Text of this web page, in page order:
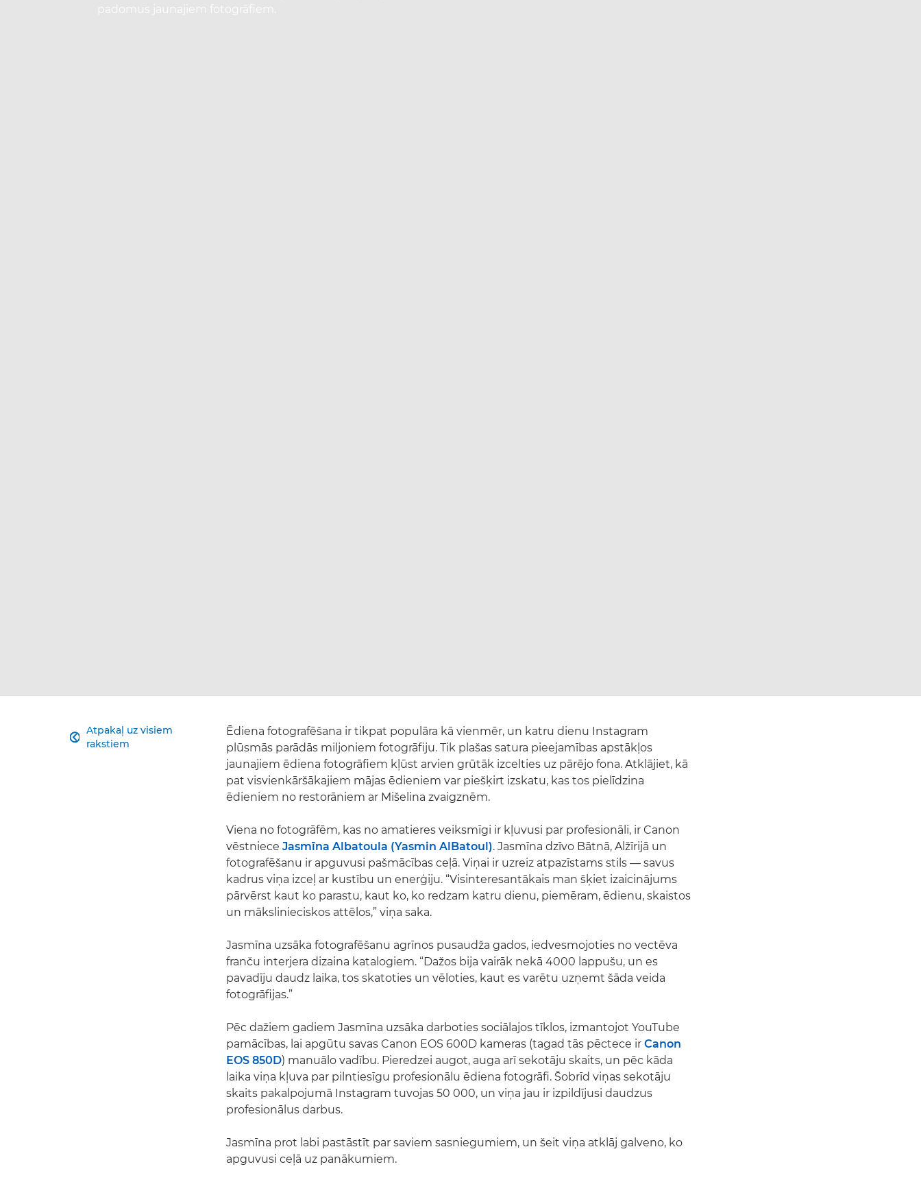
padomus jaunajiem fotogrāfiem.
Atpakaļ uz visiem
rakstiem

Ēdiena fotografēšana ir tikpat populāra kā vienmēr, un katru dienu Instagram
plūsmās parādās miljoniem fotogrāfiju. Tik plašas satura pieejamības apstākļos
jaunajiem ēdiena fotogrāfiem kļūst arvien grūtāk izcelties uz pārējo fona. Atklājiet, kā
pat visvienkāršākajiem mājas ēdieniem var piešķirt izskatu, kas tos pielīdzina
ēdieniem no restorāniem ar Mišelina zvaigznēm.
Viena no fotogrāfēm, kas no amatieres veiksmīgi ir kļuvusi par profesionāli, ir Canon
vēstniece Jasmīna Albatoula (Yasmin AlBatoul). Jasmīna dzīvo Bātnā, Alžīrijā un
fotografēšanu ir apguvusi pašmācības ceļā. Viņai ir uzreiz atpazīstams stils — savus
kadrus viņa izceļ ar kustību un enerģiju. “Visinteresantākais man šķiet izaicinājums
pārvērst kaut ko parastu, kaut ko, ko redzam katru dienu, piemēram, ēdienu, skaistos
un mākslinieciskos attēlos,” viņa saka.
Jasmīna uzsāka fotografēšanu agrīnos pusaudža gados, iedvesmojoties no vectēva
franču interjera dizaina katalogiem. “Dažos bija vairāk nekā 4000 lappušu, un es
pavadīju daudz laika, tos skatoties un vēloties, kaut es varētu uzņemt šāda veida
fotogrāfijas.”
Pēc dažiem gadiem Jasmīna uzsāka darboties sociālajos tīklos, izmantojot YouTube
pamācības, lai apgūtu savas Canon EOS 600D kameras (tagad tās pēctece ir Canon
EOS 850D) manuālo vadību. Pieredzei augot, auga arī sekotāju skaits, un pēc kāda
laika viņa kļuva par pilntiesīgu profesionālu ēdiena fotogrāfi. Šobrīd viņas sekotāju
skaits pakalpojumā Instagram tuvojas 50 000, un viņa jau ir izpildījusi daudzus
profesionālus darbus.
Jasmīna prot labi pastāstīt par saviem sasniegumiem, un šeit viņa atklāj galveno, ko
apguvusi ceļā uz panākumiem.